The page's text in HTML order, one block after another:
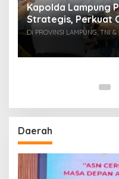
Kapolda Lampung
Strategis, Perkuat
Polri Presisi
Di PROVINSI LAMPUNG, TNI &
Daerah